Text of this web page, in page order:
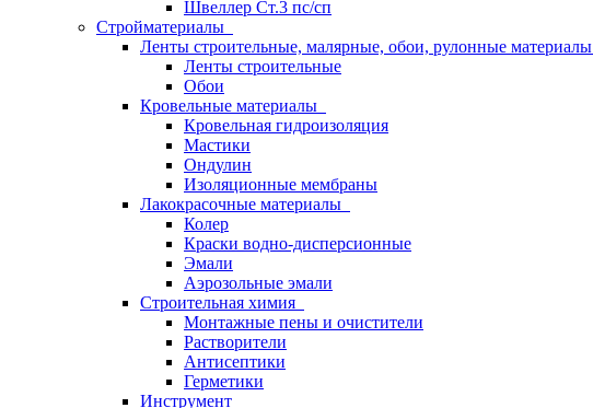
Швеллер Ст.3 пс/сп
Стройматериалы
Ленты строительные, малярные, обои, рулонные материалы
Ленты строительные
Обои
Кровельные материалы
Кровельная гидроизоляция
Мастики
Ондулин
Изоляционные мембраны
Лакокрасочные материалы
Колер
Краски водно-дисперсионные
Эмали
Аэрозольные эмали
Строительная химия
Монтажные пены и очистители
Растворители
Антисептики
Герметики
Инструмент